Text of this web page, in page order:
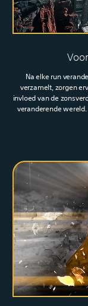
Na elke run
verzamelt, zorgen
invloed van de
veranderende